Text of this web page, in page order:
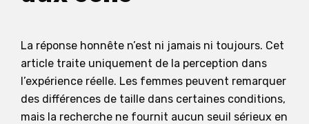
La réponse honnête n’est ni jamais ni toujours. Cet
article traite uniquement de la perception dans
l’expérience réelle. Les femmes peuvent remarquer
des différences de taille dans certaines conditions,
mais la recherche ne fournit aucun seuil sérieux en